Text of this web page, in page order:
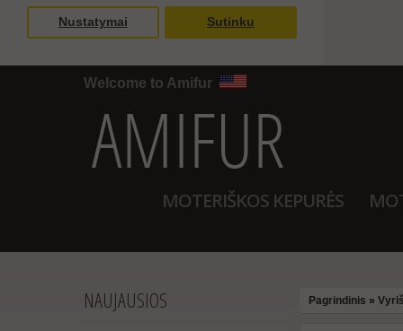
Nustatymai Sutinku
Welcome to Amifur
MOTERIŠKOS KEPURĖS
NAUJAUSIOS Pagrindinis »